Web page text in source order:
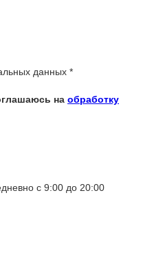
данных *
на обработку
с 9:00 до 20:00